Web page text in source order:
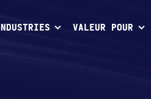
VALEUR POUR